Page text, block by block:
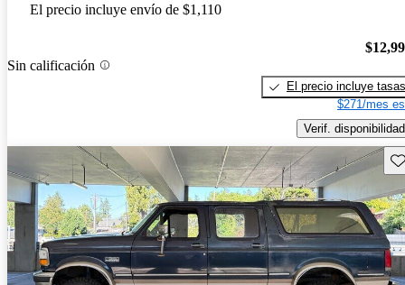
El precio incluye envío de $1,110
Sin calificación
El precio incluye tasas
$271/mes
Verif. disponibilidad